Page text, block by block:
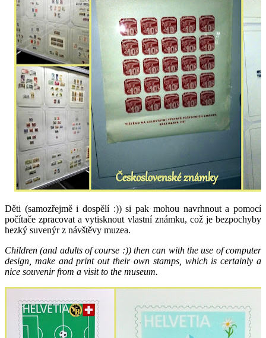
Děti (samozřejmě i dospělí :)) si pak mohou navrhnout a pomocí
počítače zpracovat a vytisknout vlastní známku, což je bezpochyby
hezký suvenýr z návštěvy muzea.
Children (and adults of course :)) then can with the use of computer
design, make and print out their own stamps, which is certainly a
nice souvenir from a visit to the museum.